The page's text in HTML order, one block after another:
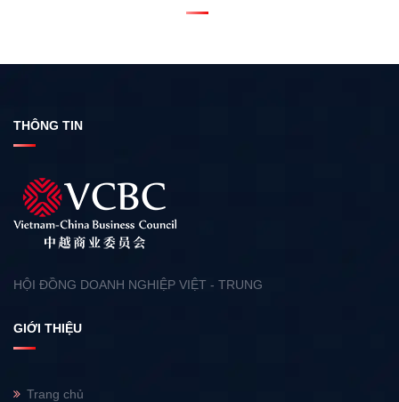
THÔNG TIN
HỘI ĐỒNG DOANH NGHIỆP VIỆT - TRUNG
GIỚI THIỆU
Trang chủ